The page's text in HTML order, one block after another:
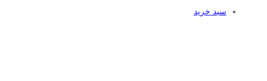
سبد خرید